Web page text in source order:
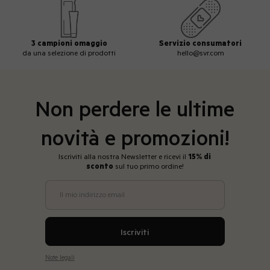
3 campioni omaggio
da una selezione di prodotti
Servizio consumatori
hello@svr.com
Non perdere le ultime
novità e promozioni!
Iscriviti alla nostra Newsletter e ricevi il 15% di
sconto sul tuo primo ordine!
Il mio indirizzo email
Iscriviti
Note legali